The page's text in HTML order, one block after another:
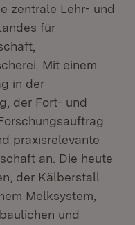
zentrale Lehr- und
für
Mit einem
in der
der Fort- und
praxisrelevante
an. Die heute
der Kälberstall
Melksystem,
und